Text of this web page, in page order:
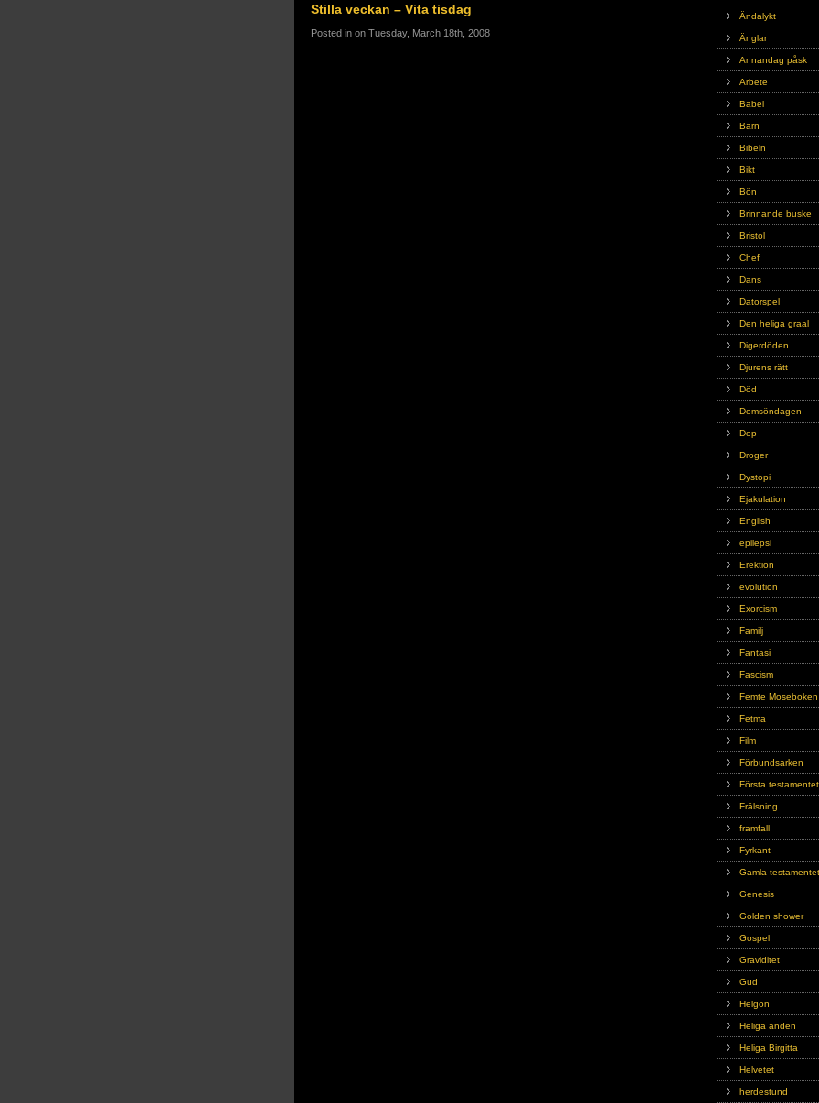
Stilla veckan – Vita tisdag
Posted in on Tuesday, March 18th, 2008
Ändalykt
Änglar
Annandag påsk
Arbete
Babel
Barn
Bibeln
Bikt
Bön
Brinnande buske
Bristol
Chef
Dans
Datorspel
Den heliga graal
Digerdöden
Djurens rätt
Död
Domsöndagen
Dop
Droger
Dystopi
Ejakulation
English
epilepsi
Erektion
evolution
Exorcism
Familj
Fantasi
Fascism
Femte Moseboken
Fetma
Film
Förbundsarken
Första testamentet
Frälsning
framfall
Fyrkant
Gamla testamentet
Genesis
Golden shower
Gospel
Graviditet
Gud
Helgon
Heliga anden
Heliga Birgitta
Helvetet
herdestund